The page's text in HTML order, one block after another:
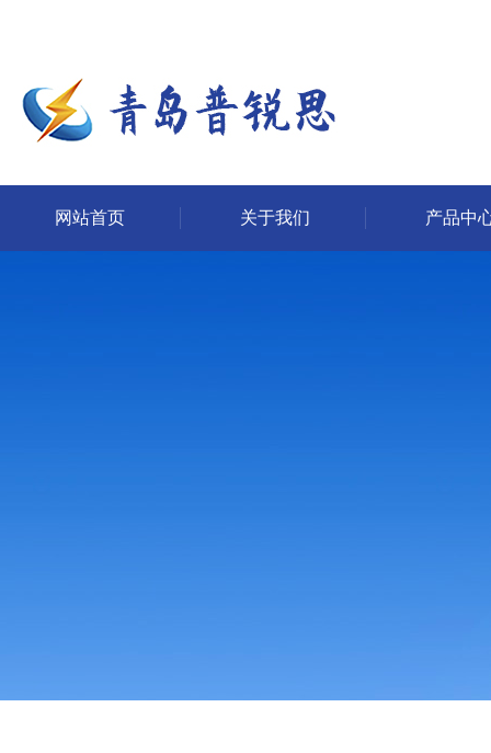
网站首页 关于我们 产品中